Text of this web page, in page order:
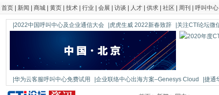
首页 新闻 商城 黄页 技术 行业 会展 访谈 人才 供求 社区 周刊 呼叫中心
|2022中国呼叫中心及企业通信大会 |虎虎生威 2022新春致辞 |关注CTI论坛微
|华为云客服呼叫中心免费试用 |企业联络中心出海方案–Genesys Cloud
|捷通
|鼎信通达新一代语音网关DAG1000-4S